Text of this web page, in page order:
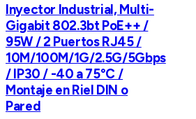
Inyector Industrial, Multi-
Gigabit 802.3bt PoE++ /
95W / 2 Puertos RJ45 /
10M/100M/1G/2.5G/5Gbps
/ IP30 / -40 a 75°C /
Montaje en Riel DIN o
Pared